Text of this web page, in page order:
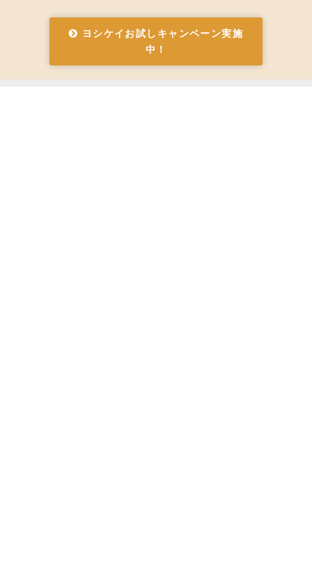
ヨシケイお試しキャンペーン実施
中！